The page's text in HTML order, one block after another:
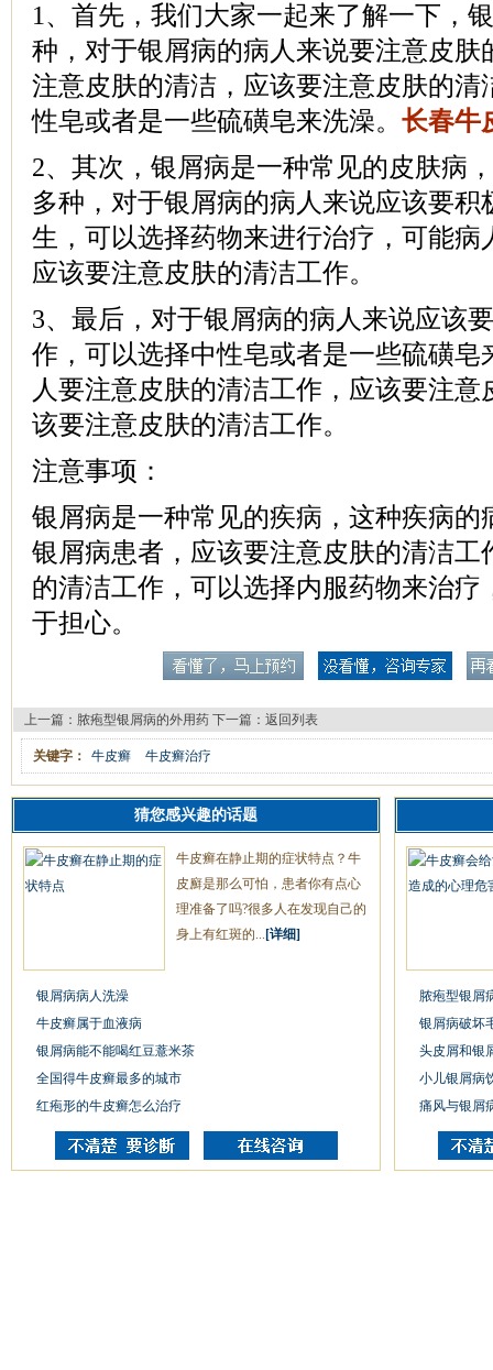
1、首先，我们大家一起来了解一下，
种，对于银屑病的病人来说要注意皮肤
注意皮肤的清洁，应该要注意皮肤的清
性皂或者是一些硫磺皂来洗澡。 长春牛
2、其次，银屑病是一种常见的皮肤病
多种，对于银屑病的病人来说应该要积
生，可以选择药物来进行治疗，可能病
应该要注意皮肤的清洁工作。
3、最后，对于银屑病的病人来说应该
作，可以选择中性皂或者是一些硫磺皂
人要注意皮肤的清洁工作，应该要注
该要注意皮肤的清洁工作。
注意事项：
银屑病是一种常见的疾病，这种疾病的
银屑病患者，应该要注意皮肤的清洁工
的清洁工作，可以选择内服药物来治疗
于担心。
上一篇： 脓疱型银屑病的外用药 下一篇： 返回列表
关键字： 牛皮癣 牛皮癣治疗
猜您感兴趣的话题
牛皮癣在静止期的症状特点？牛
皮廯是那么可怕，患者你有点心
理准备了吗?很多人在发现自己的
身上有红斑的... [详细]
银屑病病人洗澡
牛皮癣属于血液病
银屑病能不能喝红豆薏米茶
全国得牛皮癣最多的城市
红疱形的牛皮癣怎么治疗
脓疱型银屑
银屑病破坏
头皮屑和银
小儿银屑病
痛风与银屑